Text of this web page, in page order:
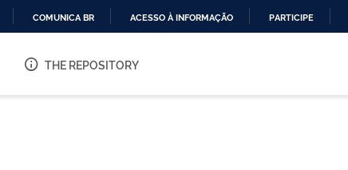
O
COMUNICA BR ACESSO À INFORMAÇÃO PARTICIPE
THE REPOSITORY